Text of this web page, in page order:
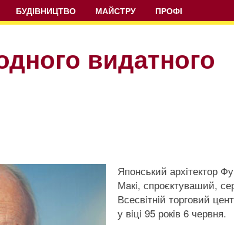
БУДІВНИЦТВО МАЙСТРУ ПРОФІ
видатного
Японський архiтектор
Мaкi, спроєктуваший,
Всесвiтнiй торговий
у вiцi 95 рокiв 6 червня.